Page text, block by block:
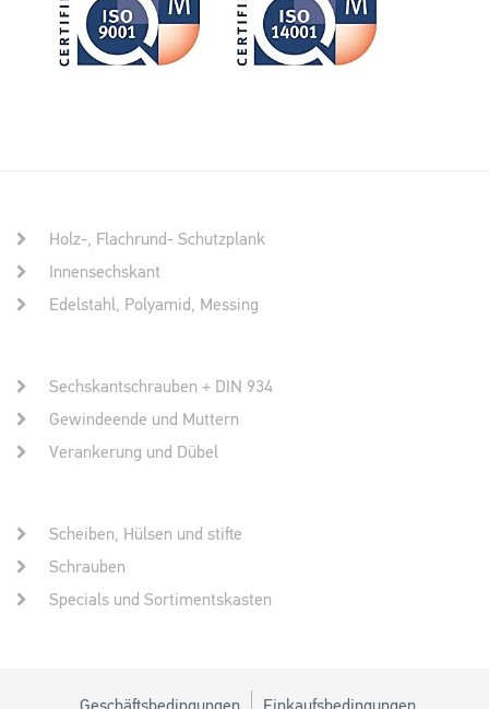
Holz-, Flachrund- Schutzplank
Innensechskant
Edelstahl, Polyamid, Messing
Sechskantschrauben + DIN 934
Gewindeende und Muttern
Verankerung und Dübel
Scheiben, Hülsen und stifte
Schrauben
Specials und Sortimentskasten